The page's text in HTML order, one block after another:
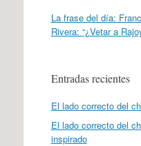
La frase del día:
Rivera: “¿Vetar a
Entradas recientes
El lado correcto del
El lado correcto del
inspirado